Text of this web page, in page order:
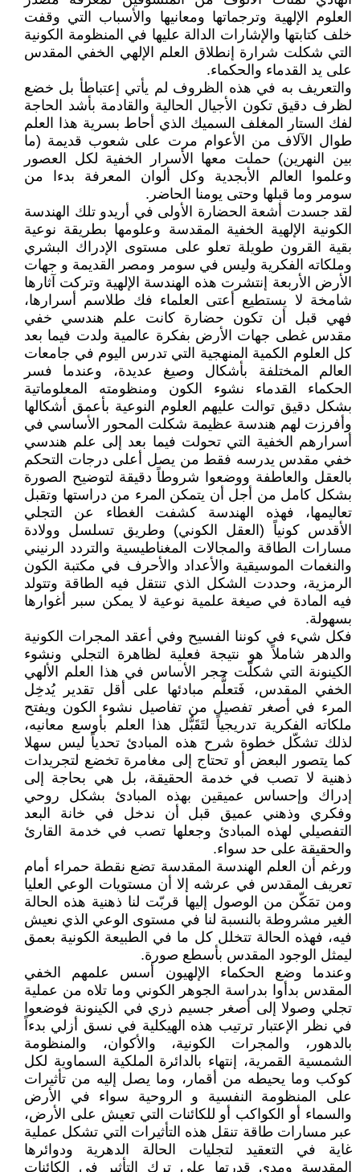
العلوم الإلهية وترجماتها ومعانيها والأسباب التي وقفت
خلف كتابتها والإشارات الدالة عليها في المنظومة الكونية
التي شكلت شرارة إنطلاق العلم الإلهي الخفي المقدس
على يد القدماء والحكماء.
والتعريف به في هذه الظروف لم يأتي إعتباطأ بل خضع
لظرف دقيق تكون الأجيال الحالية والقادمة بأشد الحاجة
لفك الستار المغلف السميك الذي أحاط بسرية هذا العلم
طوال الآلاف من الأعوام مرت على شعوب قديمة (ما
بين النهرين) حملت معها الأسرار الخفية لكل العصور
وعلموا العالم الأبجدية وكل ألوان المعرفة بدءا من
سومر وما قبلها وحتى يومنا الحاضر.
لقد جسدت أشعة الحضارة الأولى في أريدو تلك الهندسة
الكونية الإلهية الخفية المقدسة وعلومها بطريقة نوعية
بقية القرون طويلة تعلو على مستوى الإدراك البشري
وملكاته الفكرية وليس في سومر ومصر القديمة و جهات
الأرض الأربعة إنتشرت هذه الهندسة الإلهية وتركت آثارها
شامخة لا يستطيع أعتى العلماء فك طلاسم أسرارها،
فهي قبل أن تكون حضارة كانت علم هندسي خفي
مقدس غطى جهات الأرض بفكرة عالمية ولدت فيما بعد
كل العلوم الكمية المنهجية التي تدرس اليوم في جامعات
العالم المختلفة بأشكال وصيغ عديدة، وعندما فسر
الحكماء القدماء نشوء الكون ومنظومته المعلوماتية
بشكل دقيق توالت عليهم العلوم النوعية بأعمق أشكالها
وأفرزت لهم هندسة عظيمة شكلت المحور الأساسي في
أسرارهم الخفية التي تحولت فيما بعد إلى علم هندسي
خفي مقدس يدرسه فقط من يصل أعلى درجات التحكم
بالعقل والعاطفة ووضعوا شروطاً دقيقة لتوضيح الصورة
بشكل كامل من أجل أن يتمكن المرء من دراستها وتقبل
تعاليمها، فهذه الهندسة كشفت الغطاء عن التجلي
الأقدس كونياً (العقل الكوني) وطريق تسلسل وولادة
مسارات الطاقة والمجالات المغناطيسية والتردد الرنيني
والنغمات الموسيقية والأعداد والأحرف في مكتبة الكون
الرمزية، وحددت الشكل الذي تنتقل فيه الطاقة وتتولد
فيه المادة في صيغة علمية نوعية لا يمكن سبر أغوارها
بسهولة.
فكل شيء في كوننا الفسيح وفي أعقد المجرات الكونية
والدهر شاملاً هو نتيجة فعلية لظاهرة التجلي ونشوء
الكينونة التي شكلّت حجر الأساس في هذا العلم الألهي
الخفي المقدس، فَتعلُّم مبادئها على أقل تقدير يُدخِل
المرء في أصغر تفصيل من تفاصيل نشوء الكون ويفتح
ملكاته الفكرية تدريجياً لتَقَبُّل هذا العلم بأوسع معانيه،
لذلك تشكّل خطوة شرح هذه المبادئ تحدياً ليس سهلا
كما يتصور البعض أو تحتاج إلى مغامرة تخضع لتجريدات
ذهنية لا تصب في خدمة الحقيقة، بل هي بحاجة إلى
إدراك وإحساس عميقين بهذه المبادئ بشكل روحي
وفكري وذهني عميق قبل أن ندخل في خانة البعد
التفصيلي لهذه المبادئ وجعلها تصب في خدمة القارئ
والحقيقة على حد سواء.
ورغم أن العلم الهندسة المقدسة تضع نقطة حمراء أمام
تعريف المقدس في عرشه إلا أن مستويات الوعي العليا
ومن تمَكّن من الوصول إليها قربّت لنا ذهنية هذه الحالة
الغير مشروطة بالنسبة لنا في مستوى الوعي الذي نعيش
فيه، فهذه الحالة تتخلل كل ما في الطبيعة الكونية بعمق
ليمثل الوجود المقدس بأسطع صورة.
وعندما وضع الحكماء الإلهيون أسس علمهم الخفي
المقدس بدأوا بدراسة الجوهر الكوني وما تلاه من عملية
تجلي وصولا إلى أصغر جسيم ذري في الكينونة فوضعوا
في نظر الإعتبار ترتيب هذه الهيكلية في نسق أزلي بدءاً
بالدهور، والمجرات الكونية، والأكوان، والمنظومة
الشمسية القمرية، إنتهاء بالدائرة الملكية السماوية لكل
كوكب وما يحيطه من أقمار، وما يصل إليه من تأثيرات
على المنظومة النفسية و الروحية سواء في الأرض
والسماء أو الكواكب أو للكائنات التي تعيش على الأرض،
عبر مسارات طاقة تنقل هذه التأثيرات التي تشكل عملية
غاية في التعقيد لتجليات الحالة الدهرية ودوائرها
المقدسة ومدى قدرتها على ترك التأثير في الكائنات